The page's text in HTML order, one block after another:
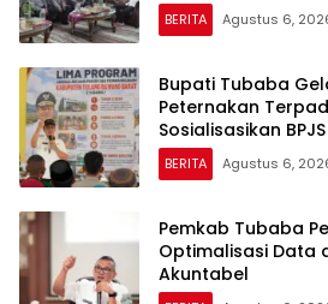
BERITA Agustus 6,
Bupati Tubaba
Peternakan
Sosialisasikan
BERITA Agustus 6,
Pemkab Tubaba
Optimalisasi Data
Akuntabel